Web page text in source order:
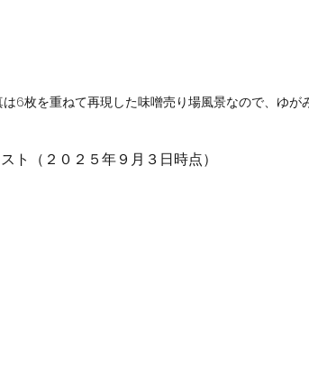
6枚を重ねて再現した味噌売り場風景なので、ゆが
ト（２０２５年９月３日時点）